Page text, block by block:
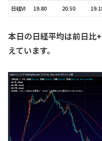
日経VI 19.80 20.50
本日の日経平均は前日比
えています。